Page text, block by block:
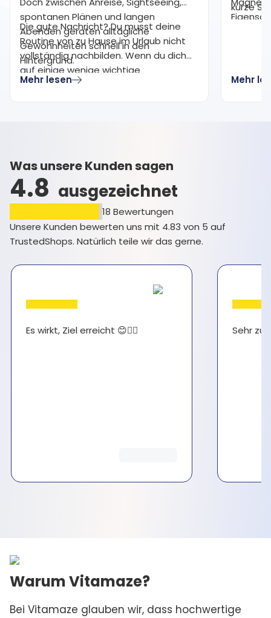
spontanen Plänen und langen
Abenden geraten alltägliche
Gewohnheiten schnell in den
Hintergrund.
Die gute Nachricht? Du musst deine
Routine von zu Hause im Urlaub nicht
vollständig nachbilden. Wenn du dich
auf einige wenige wichtige
Gewohnheiten konzentrierst, kannst du
Mehr lesen
kurze
von
Mehr
Was unsere Kunden sagen
4.8 ausgezeichnet
18 Bewertungen
Unsere Kunden bewerten uns mit 4.83 von 5 auf
TrustedShops. Natürlich teile wir das gerne.
Es wirkt, Ziel erreicht 😊👍🏻 Sehr
Warum Vitamaze?
Bei Vitamaze glauben wir, dass hochwertige